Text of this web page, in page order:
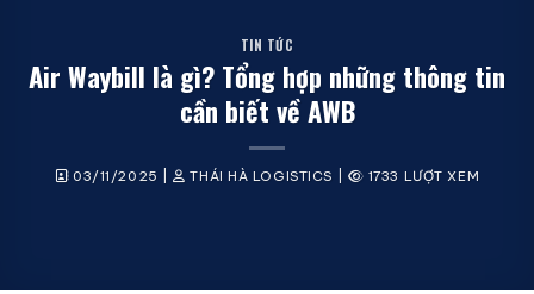
TIN TỨC
Air Waybill là gì? Tổng hợp những thông tin
cần biết về AWB
03/11/2025 | THÁI HÀ LOGISTICS 1733 LƯỢT XEM